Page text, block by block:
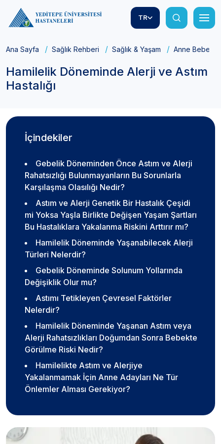
TR
Ana Sayfa Sağlık Rehberi Sağlık & Yaşam Anne Bebek
Hamilelik Döneminde Alerji ve Astım
Hastalığı
İçindekiler
Gebelik Döneminden Önce Astım ve Alerji
Rahatsızlığı Bulunmayanların Bu Sorunlarla
Karşılaşma Olasılığı Nedir?
Astım ve Alerji Genetik Bir Hastalık Çeşidi
mi Yoksa Yaşla Birlikte Değişen Yaşam Şartları
Bu Hastalıklara Yakalanma Riskini Arttırır mı?
Hamilelik Döneminde Yaşanabilecek Alerji
Türleri Nelerdir?
Gebelik Döneminde Solunum Yollarında
Değişiklik Olur mu?
Astımı Tetikleyen Çevresel Faktörler
Nelerdir?
Hamilelik Döneminde Yaşanan Astım veya
Alerji Rahatsızlıkları Doğumdan Sonra Bebekte
Görülme Riski Nedir?
Hamilelikte Astım ve Alerjiye
Yakalanmamak İçin Anne Adayları Ne Tür
Önlemler Alması Gerekiyor?